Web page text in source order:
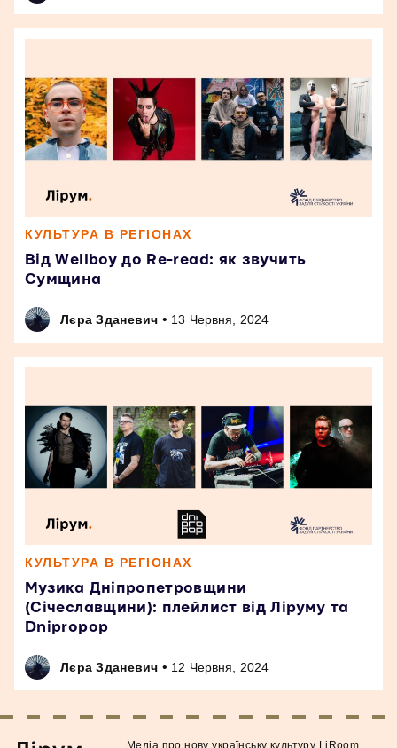
КУЛЬТУРА В РЕГІОНАХ
Від Wellboy до Re-read: як звучить
Сумщина
Лєра Зданевич • 13 Червня, 2024
КУЛЬТУРА В РЕГІОНАХ
Музика Дніпропетровщини
(Січеславщини): плейлист від Ліруму та
Dnipropop
Лєра Зданевич • 12 Червня, 2024
Медiа про нову українську культуру LiRoom